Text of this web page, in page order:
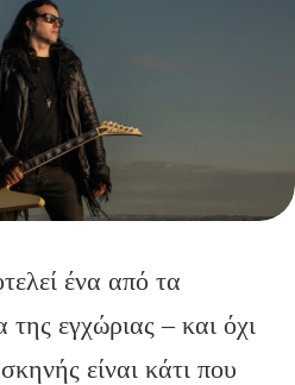
ένα από τα
εγχώριας – και όχι
είναι κάτι που